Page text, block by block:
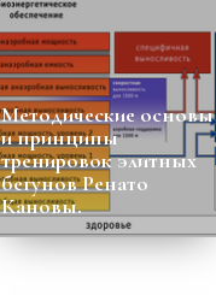
Методические основы
и принципы
тренировок элитных
бегунов Ренато
Кановы.